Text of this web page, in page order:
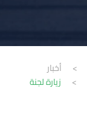
>
أخبار
>
زيارة لجنة